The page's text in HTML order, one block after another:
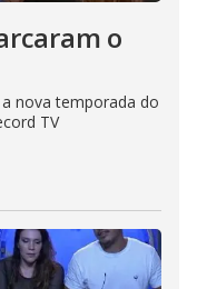
o
nova temporada do
TV